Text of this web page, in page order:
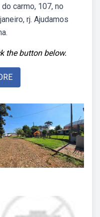
carmo, 107, no
rj. Ajudamos
the button below.